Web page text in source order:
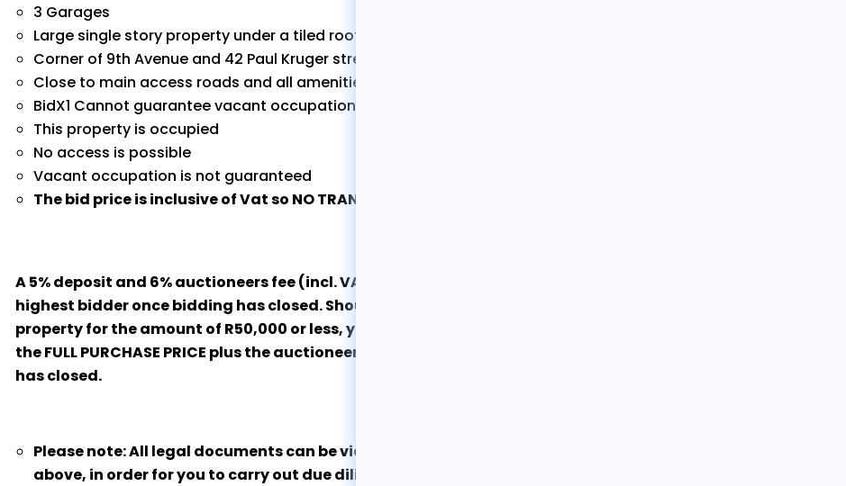
3 Garages
Large single story property under a tiled roof, situated on a corner stand.
Corner of 9th Avenue and 42 Paul Kruger street.
Close to main access roads and all amenities.
BidX1 Cannot guarantee vacant occupation
This property is occupied
No access is possible
Vacant occupation is not guaranteed
The bid price is inclusive of Vat so NO TRANSFER DUTY applicable
A 5% deposit and 6% auctioneers fee (incl. VAT on fee) is due and payable by the
highest bidder once bidding has closed. Should you be the highest bidder on a
property for the amount of R50,000 or less, you will be required to make payment of
the FULL PURCHASE PRICE plus the auctioneers fee of 6% (incl. VAT on fee) once bidding
has closed.
Please note: All legal documents can be viewed by clicking on the ‘Legals’ tab
above, in order for you to carry out due diligence in relation to the property. By